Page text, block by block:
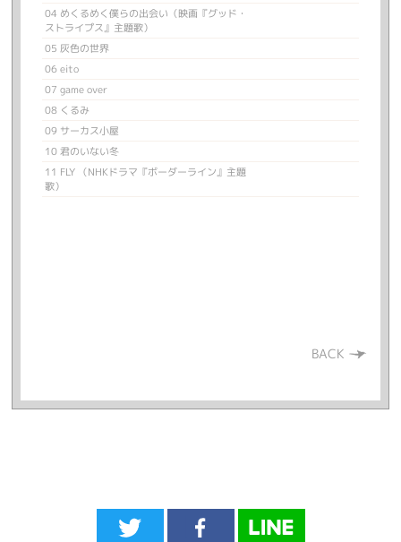
04 めくるめく僕らの出会い（映画『グッド・
ストライプス』主題歌）
05 灰色の世界
06 eito
07 game over
08 くるみ
09 サーカス小屋
10 君のいない冬
11 FLY （NHKドラマ『ボーダーライン』主題
歌）
BACK